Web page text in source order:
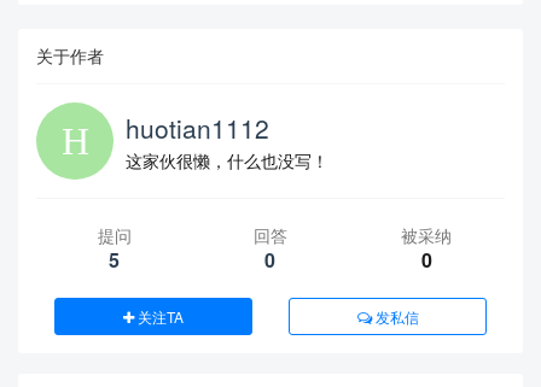
关于作者
huotian1112
这家伙很懒，什么也没写！
提问
5
回答
0
被采纳
0
关注TA 发私信